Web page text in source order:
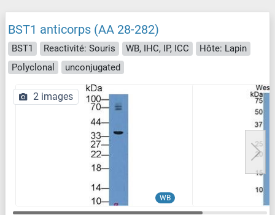
BST1 anticorps (AA 28-282)
BST1 Reactivité: Souris WB, IHC, IP, ICC
Hôte: Lapin
Polyclonal
unconjugated
WB
2 images